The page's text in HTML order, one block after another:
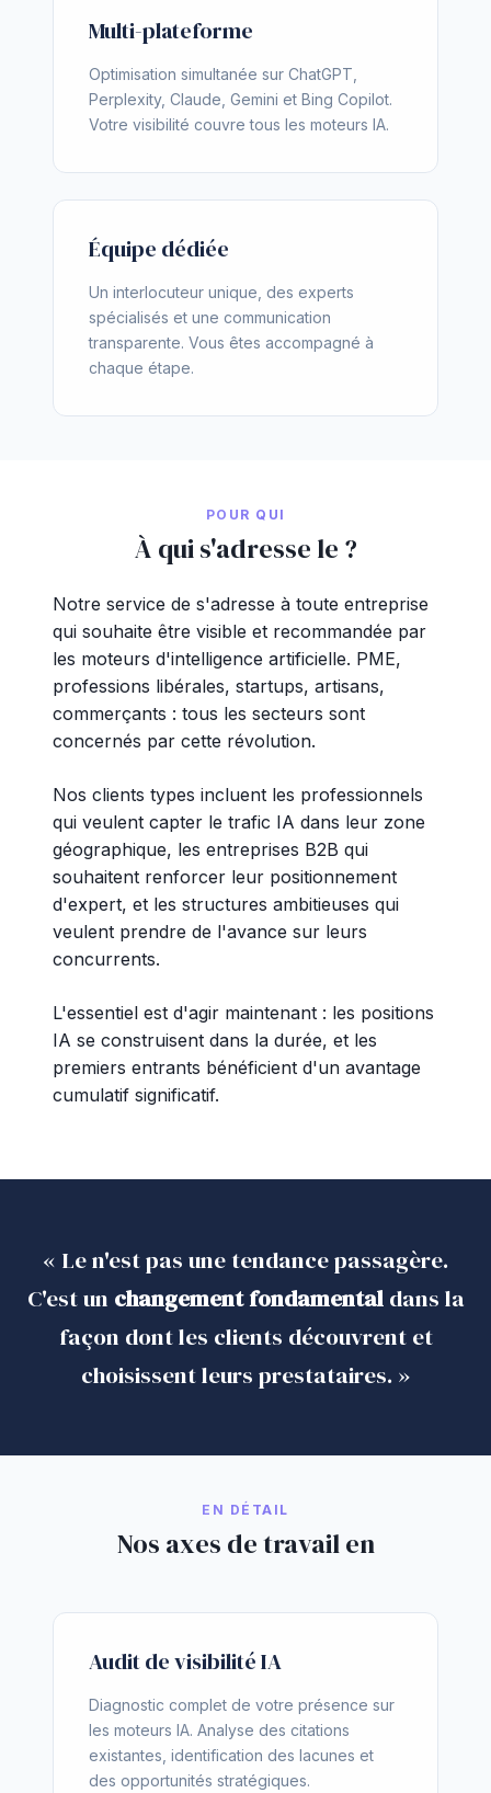
Multi-plateforme
Optimisation simultanée sur ChatGPT,
Perplexity, Claude, Gemini et Bing Copilot.
Votre visibilité couvre tous les moteurs IA.
Équipe dédiée
Un interlocuteur unique, des experts
spécialisés et une communication
transparente. Vous êtes accompagné à
chaque étape.
POUR QUI
À qui s'adresse le ?
Notre service de s'adresse à toute entreprise
qui souhaite être visible et recommandée par
les moteurs d'intelligence artificielle. PME,
professions libérales, startups, artisans,
commerçants : tous les secteurs sont
concernés par cette révolution.
Nos clients types incluent les professionnels
qui veulent capter le trafic IA dans leur zone
géographique, les entreprises B2B qui
souhaitent renforcer leur positionnement
d'expert, et les structures ambitieuses qui
veulent prendre de l'avance sur leurs
concurrents.
L'essentiel est d'agir maintenant : les positions
IA se construisent dans la durée, et les
premiers entrants bénéficient d'un avantage
cumulatif significatif.
« Le n'est pas une tendance passagère.
C'est un changement fondamentaldans la
façon dont les clients découvrent et
choisissent leurs prestataires. »
EN DÉTAIL
Nos axes de travail en
Audit de visibilité IA
Diagnostic complet de votre présence sur
les moteurs IA. Analyse des citations
existantes, identification des lacunes et
des opportunités stratégiques.